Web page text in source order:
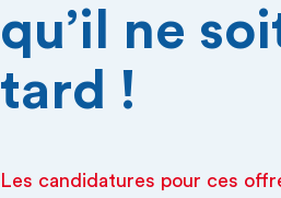
qu’il ne
tard !
Les candidatures pour ces